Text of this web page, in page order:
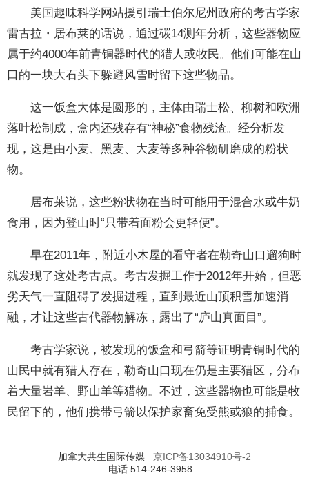
美国趣味科学网站援引瑞士伯尔尼州政府的考古学家
雷古拉・居布莱的话说，通过碳14测年分析，这些器物应
属于约4000年前青铜器时代的猎人或牧民。他们可能在山
口的一块大石头下躲避风雪时留下这些物品。
这一饭盒大体是圆形的，主体由瑞士松、柳树和欧洲
落叶松制成，盒内还残存有“神秘”食物残渣。经分析发
现，这是由小麦、黑麦、大麦等多种谷物研磨成的粉状
物。
居布莱说，这些粉状物在当时可能用于混合水或牛奶
食用，因为登山时“只带着面粉会更轻便”。
早在2011年，附近小木屋的看守者在勒奇山口遛狗时
就发现了这处考古点。考古发掘工作于2012年开始，但恶
劣天气一直阻碍了发掘进程，直到最近山顶积雪加速消
融，才让这些古代器物解冻，露出了“庐山真面目”。
考古学家说，被发现的饭盒和弓箭等证明青铜时代的
山民中就有猎人存在，勒奇山口现在仍是主要猎区，分布
着大量岩羊、野山羊等猎物。不过，这些器物也可能是牧
民留下的，他们携带弓箭以保护家畜免受熊或狼的捕食。
加拿大共生国际传媒 京ICP备13034910号-2
电话:514-246-3958